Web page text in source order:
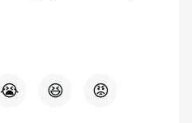
😭 😆 😡